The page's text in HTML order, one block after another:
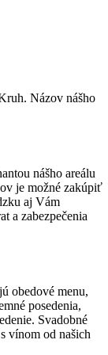
Názov nášho
nášho areálu
je možné zakúpiť
aj Vám
a zabezpečenia
obedové menu,
posedenia,
Svadobné
vínom od našich